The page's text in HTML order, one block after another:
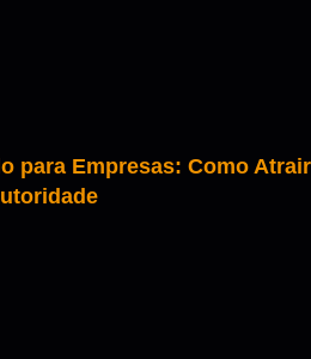
para Empresas: Como Atrair